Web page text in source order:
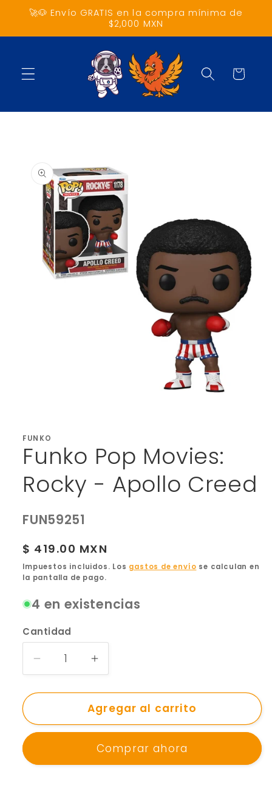
directamente
🚀🐶 Envío GRATIS en la compra mínima de
$2,000 MXN
Carrito
información
del producto
1
una
ventana
FUNKO
Funko Pop Movies:
Rocky - Apollo Creed
SKU:
FUN59251
Precio
habitual
$ 419.00 MXN
Impuestos incluidos. Los gastos de envío se calculan en
la pantalla de pago.
4 en existencias
Cantidad
Reducir
cantidad
para
Pop
Movies:
-
Aumentar
cantidad
para
Funko
Pop
Rocky
-
Agregar al carrito
Comprar ahora